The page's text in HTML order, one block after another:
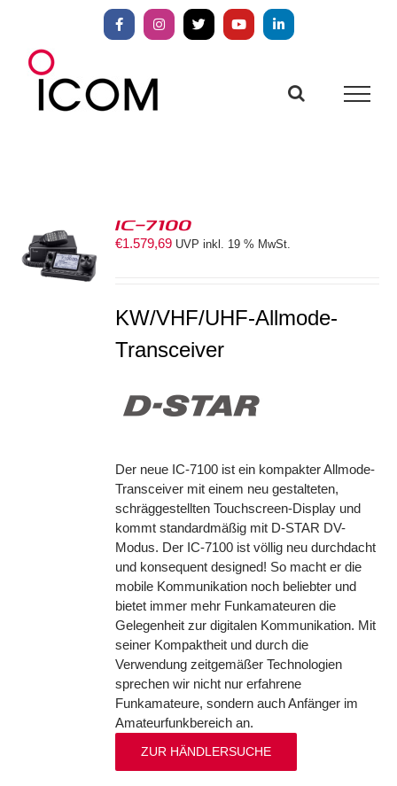
springen
FacebookInstagram
X YouTubeLinkedIn
IC-7100
€1.579,69 UVP inkl. 19 % MwSt.
KW/VHF/UHF-Allmode-
Transceiver
Der neue IC-7100 ist ein kompakter Allmode-
Transceiver mit einem neu gestalteten,
schräggestellten Touchscreen-Display und
kommt standardmäßig mit D-STAR DV-
Modus. Der IC-7100 ist völlig neu durchdacht
und konsequent designed! So macht er die
mobile Kommunikation noch beliebter und
bietet immer mehr Funkamateuren die
Gelegenheit zur digitalen Kommunikation. Mit
seiner Kompaktheit und durch die
Verwendung zeitgemäßer Technologien
sprechen wir nicht nur erfahrene
Funkamateure, sondern auch Anfänger im
Amateurfunkbereich an.
ZUR HÄNDLERSUCHE